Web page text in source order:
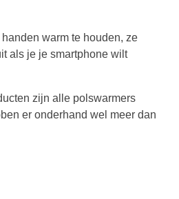
warm te houden, ze
als je je smartphone wilt
zijn alle polswarmers
er onderhand wel meer dan